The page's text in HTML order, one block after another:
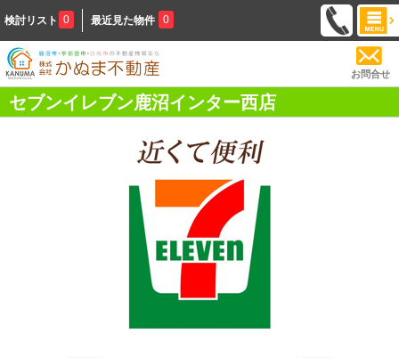
検討リスト 0 最近見た物件 0
お問合せ
セブンイレブン鹿沼インター西店